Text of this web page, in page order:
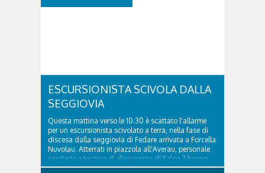
ESCURSIONISTA SCIVOLA DALLA
SEGGIOVIA
Questa mattina verso le 10.30 è scattato l'allarme
per un escursionista scivolato a terra, nella fase di
discesa dalla seggiovia di Fedare arrivata a Forcella
Nuvolau. Atterrati in piazzola all'Averau, personale
sanitario e tecnico di elisoccorso di Falco 2 hanno
raggiunto il 74enne di Teolo...